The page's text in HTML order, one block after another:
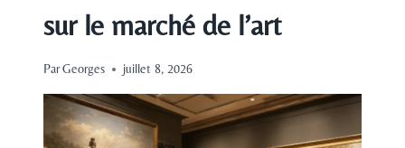
sur le marché de l’art
ParGeorges juillet 8, 2026